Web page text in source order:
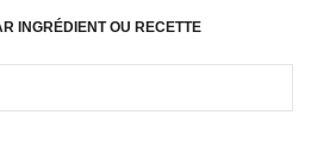
INGRÉDIENT OU RECETTE